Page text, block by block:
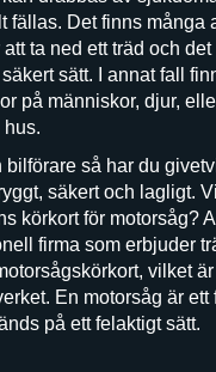
fällas. Det finns många
ta ned ett träd och det
sätt. I annat fall
på människor, djur,
bilförare så har du
säkert och lagligt.
körkort för motorsåg?
firma som erbjuder
vilket
En motorsåg är ett
på ett felaktigt sätt.